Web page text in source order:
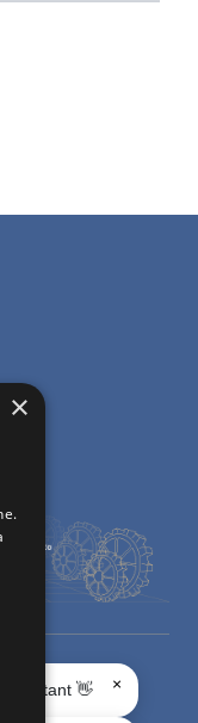
usate per la
Assistant 👋 ×
×